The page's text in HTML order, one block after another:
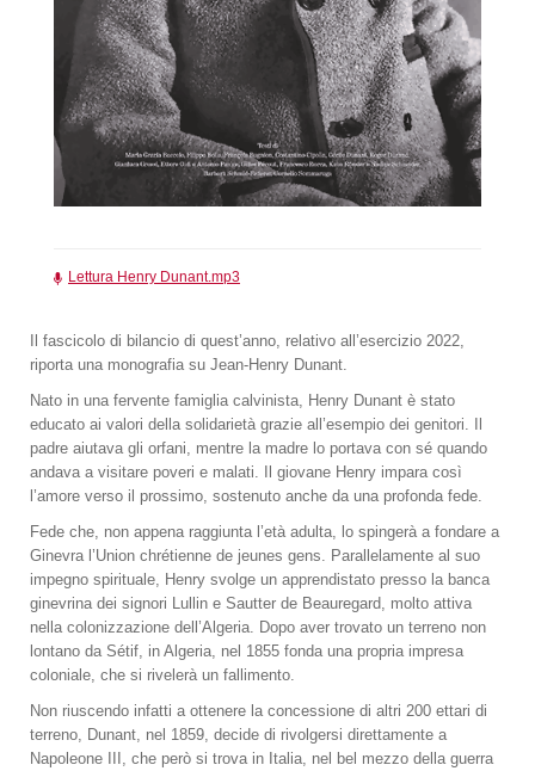
Lettura Henry Dunant.mp3
Il fascicolo di bilancio di quest’anno, relativo all’esercizio 2022,
riporta una monografia su Jean-Henry Dunant.
Nato in una fervente famiglia calvinista, Henry Dunant è stato
educato ai valori della solidarietà grazie all’esempio dei genitori. Il
padre aiutava gli orfani, mentre la madre lo portava con sé quando
andava a visitare poveri e malati. Il giovane Henry impara così
l’amore verso il prossimo, sostenuto anche da una profonda fede.
Fede che, non appena raggiunta l’età adulta, lo spingerà a fondare a
Ginevra l’Union chrétienne de jeunes gens. Parallelamente al suo
impegno spirituale, Henry svolge un apprendistato presso la banca
ginevrina dei signori Lullin e Sautter de Beauregard, molto attiva
nella colonizzazione dell’Algeria. Dopo aver trovato un terreno non
lontano da Sétif, in Algeria, nel 1855 fonda una propria impresa
coloniale, che si rivelerà un fallimento.
Non riuscendo infatti a ottenere la concessione di altri 200 ettari di
terreno, Dunant, nel 1859, decide di rivolgersi direttamente a
Napoleone III, che però si trova in Italia, nel bel mezzo della guerra